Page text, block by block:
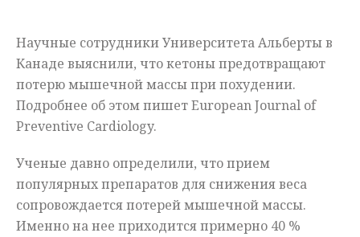
Научные сотрудники Университета Альберты в
Канаде выяснили, что кетоны предотвращают
потерю мышечной массы при похудении.
Подробнее об этом пишет European Journal of
Preventive Cardiology.
Ученые давно определили, что прием
популярных препаратов для снижения веса
сопровождается потерей мышечной массы.
Именно на нее приходится примерно 40 %